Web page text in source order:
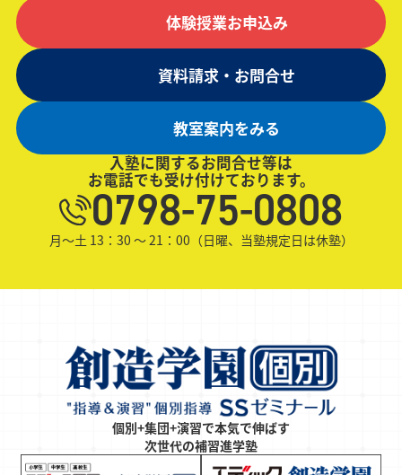
体験授業お申込み
資料請求・お問合せ
教室案内をみる
入塾に関するお問合せ等は
お電話でも受け付けております。
0798-75-0808
月～土 13：30 ～ 21：00（日曜、当塾規定日は休塾）
個別+集団+演習で本気で伸ばす
次世代の補習進学塾